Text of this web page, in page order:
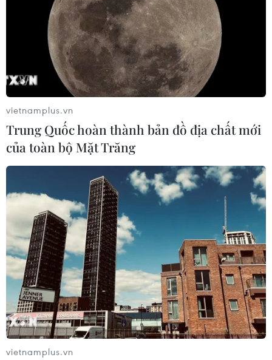
vietnamplus.vn
Trung Quốc hoàn thành bản đồ địa chất mới
của toàn bộ Mặt Trăng
vietnamplus.vn